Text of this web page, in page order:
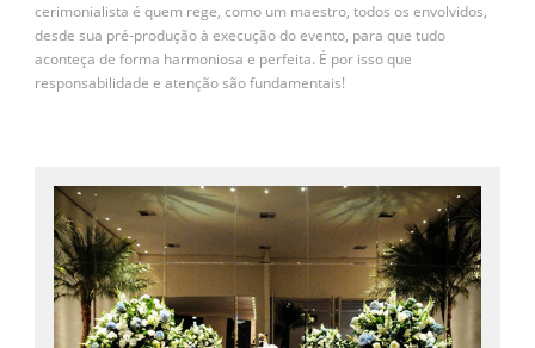
cerimonialista é quem rege, como um maestro, todos os envolvidos,
desde sua pré-produção à execução do evento, para que tudo
aconteça de forma harmoniosa e perfeita. É por isso que
responsabilidade e atenção são fundamentais!